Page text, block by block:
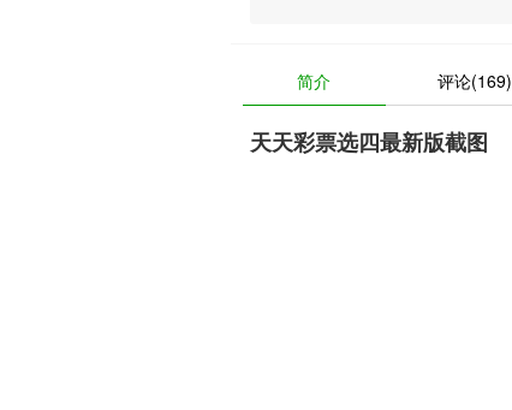
简介 评论(169)
天天彩票选四最新版截图